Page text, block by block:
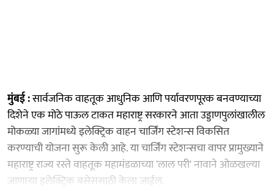
मुंबई :सार्वजनिक वाहतूक आधुनिक आणि पर्यावरणपूरक बनवण्याच्या
दिशेने एक मोठे पाऊल टाकत महाराष्ट्र सरकारने आता उड्डाणपुलांखालील
मोकळ्या जागांमध्ये इलेक्ट्रिक वाहन चार्जिंग स्टेशन्स विकसित
करण्याची योजना सुरू केली आहे. या चार्जिंग स्टेशन्सचा वापर प्रामुख्याने
महाराष्ट्र राज्य रस्ते वाहतूक महामंडळाच्या 'लाल परी' नावाने ओळखल्या
जाणाऱ्या इलेक्ट्रिक बसेससाठी केला जाईल.